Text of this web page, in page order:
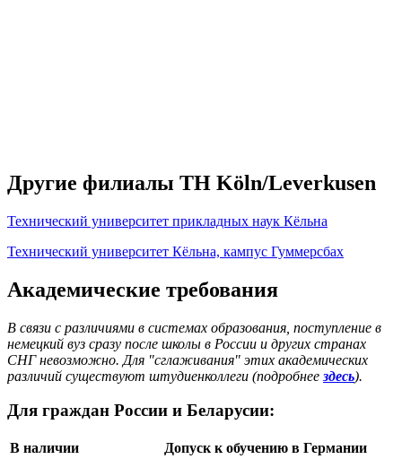
Другие филиалы TH Köln/Leverkusen
Технический университет прикладных наук Кёльна
Технический университет Кёльна, кампус Гуммерсбах
Академические требования
В связи с различиями в системах образования, поступление в
немецкий вуз сразу после школы в России и других странах
СНГ невозможно. Для "сглаживания" этих академических
различий существуют штудиенколлеги (подробнее здесь).
Для граждан России и Беларусии:
В наличии
Допуск к обучению в Германии